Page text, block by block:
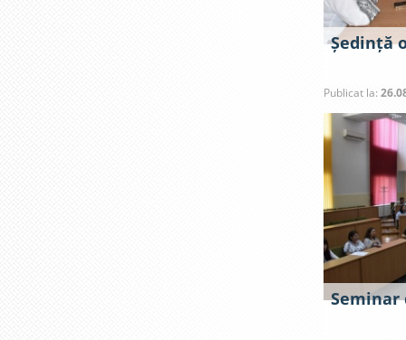
Ședință
Publicat la: